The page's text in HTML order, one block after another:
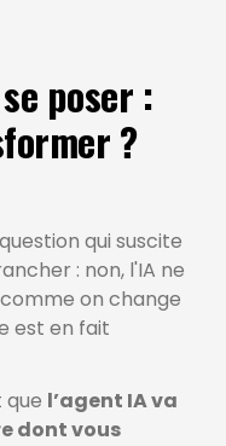
poser :
?
qui suscite
: non, l'IA ne
on change
est en fait
que l’agent IA va
dont vous